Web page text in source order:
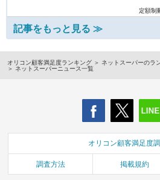
定額制
記事をもっと見る ≫
オリコン顧客満足度ランキング
ネットスーパーのラ
ネットスーパーニュース一覧
オリコン顧客満足度
調査方法 掲載規約